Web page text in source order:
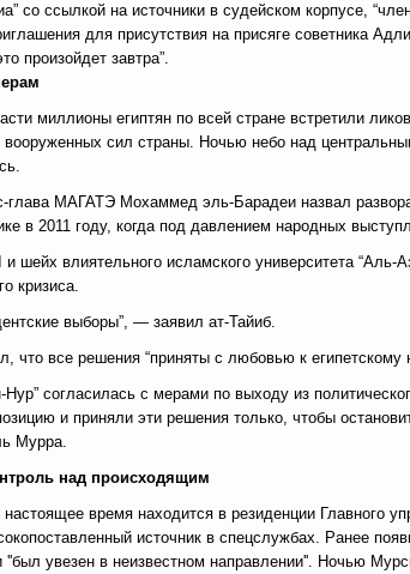
со ссылкой на источники в судейском корпусе,
для присутствия на присяге советника
произойдет завтра”.
миллионы египтян по всей стране встретили
вооруженных сил страны. Ночью небо над
глава МАГАТЭ Мохаммед эль-Барадеи назвал
в 2011 году, когда под давлением народных
и шейх влиятельного исламского университета
кризиса.
выборы”, — заявил ат-Тайиб.
что все решения “приняты с любовью к египетскому
согласилась с мерами по выходу из
и приняли эти решения только, чтобы
Мурра.
над происходящим
время находится в резиденции Главного
источник в спецслужбах. Ранее
''был увезен в неизвестном направлении''. Ночью